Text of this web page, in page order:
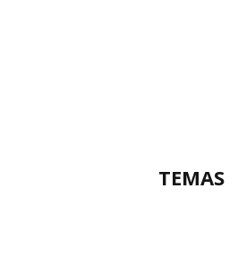
TEMAS